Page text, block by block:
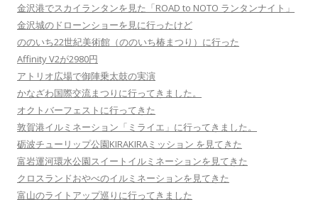
金沢港でスカイランタンを見た「ROAD to NOTO ランタンナイト」
金沢城のドローンショーを見に行ったけど
ののいち22世紀美術館（ののいち椿まつり）に行った
Affinity V2が2980円
アトリオ広場で御陣乗太鼓の実演
かなざわ国際交流まつりに行ってきました。
オクトバーフェストに行ってきた
敦賀港イルミネーション「ミライエ」に行ってきました。
砺波チューリップ公園KIRAKIRAミッション を見てきた
富岩運河環水公園スイートイルミネーションを見てきた
クロスランドおやべのイルミネーションを見てきた
富山のライトアップ巡りに行ってきました